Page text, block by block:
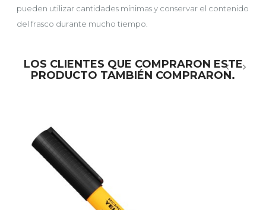
pueden utilizar cantidades mínimas y conservar el contenido
del frasco durante mucho tiempo.
LOS CLIENTES QUE COMPRARON ESTE
PRODUCTO TAMBIÉN COMPRARON.